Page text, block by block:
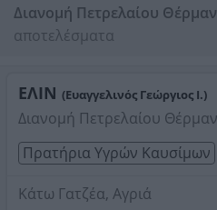
Διανομή Πετρελαίου
αποτελέσματα
ΕΛΙΝ (Ευαγγελινός Γεώργιος Ι.)
Διανομή Πετρελαίου
Πρατήρια Υγρών Καυσίμων
Κάτω Γατζέα, Αγριά